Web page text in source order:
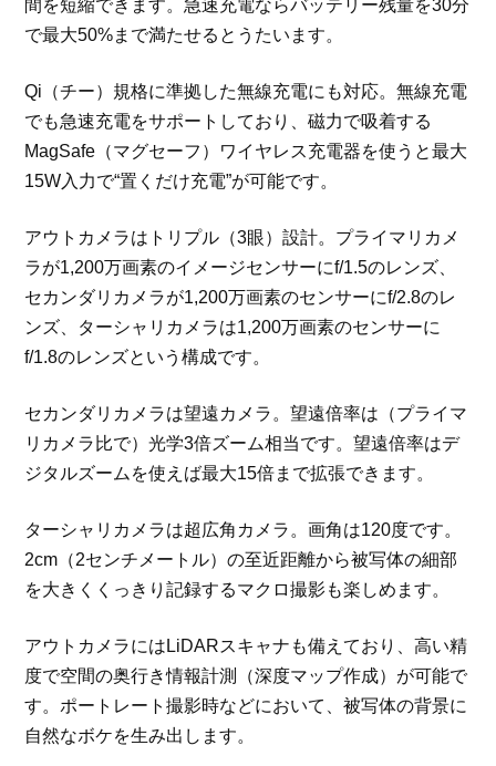
間を短縮できます。急速充電ならバッテリー残量を30分
で最大50%まで満たせるとうたいます。
Qi（チー）規格に準拠した無線充電にも対応。無線充電
でも急速充電をサポートしており、磁力で吸着する
MagSafe（マグセーフ）ワイヤレス充電器を使うと最大
15W入力で“置くだけ充電”が可能です。
アウトカメラはトリプル（3眼）設計。プライマリカメ
ラが1,200万画素のイメージセンサーにf/1.5のレンズ、
セカンダリカメラが1,200万画素のセンサーにf/2.8のレ
ンズ、ターシャリカメラは1,200万画素のセンサーに
f/1.8のレンズという構成です。
セカンダリカメラは望遠カメラ。望遠倍率は（プライマ
リカメラ比で）光学3倍ズーム相当です。望遠倍率はデ
ジタルズームを使えば最大15倍まで拡張できます。
ターシャリカメラは超広角カメラ。画角は120度です。
2cm（2センチメートル）の至近距離から被写体の細部
を大きくくっきり記録するマクロ撮影も楽しめます。
アウトカメラにはLiDARスキャナも備えており、高い精
度で空間の奥行き情報計測（深度マップ作成）が可能で
す。ポートレート撮影時などにおいて、被写体の背景に
自然なボケを生み出します。